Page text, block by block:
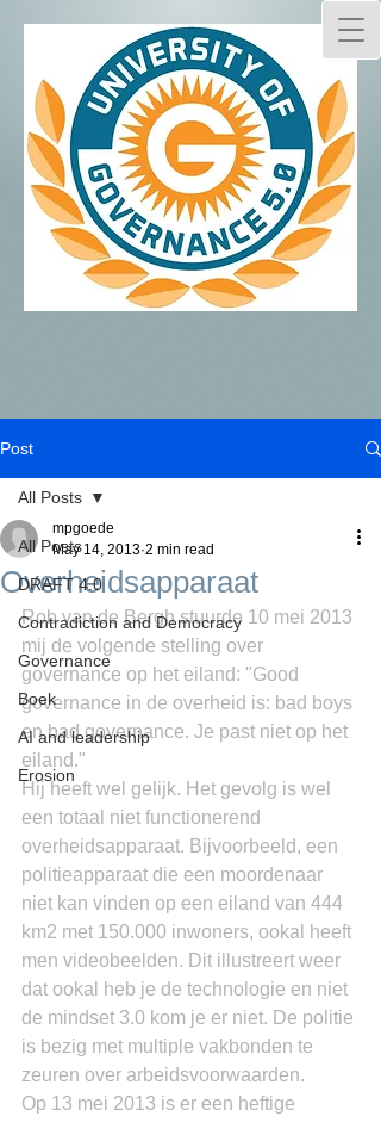
Post
All Posts
DRAFT 4.0
Contradiction and Democracy
Governance
Boek
AI and leadership
Erosion
All Posts
Overheidsapparaat
mpgoede
May 14, 2013 2 min read
Rob van de Bergh stuurde 10 mei 2013
mij de volgende stelling over
governance op het eiland: "Good
governance in de overheid is: bad boys
en bad governance. Je past niet op het
eiland."
Hij heeft wel gelijk. Het gevolg is wel
een totaal niet functionerend
overheidsapparaat. Bijvoorbeeld, een
politieapparaat die een moordenaar
niet kan vinden op een eiland van 444
km2 met 150.000 inwoners, ookal heeft
men videobeelden. Dit illustreert weer
dat ookal heb je de technologie en niet
de mindset 3.0 kom je er niet. De politie
is bezig met multiple vakbonden te
zeuren over arbeidsvoorwaarden.
Op 13 mei 2013 is er een heftige